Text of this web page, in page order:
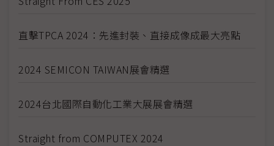
直擊TPCA 2024：先進封裝、直接成像成最大亮點
2024 SEMICON TAIWAN展會精選
2024台北國際自動化工業大展展會精選
Straight from COMPUTEX 2024